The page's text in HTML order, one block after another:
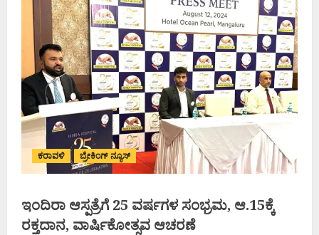
ಕರಾವಳಿ ಬ್ರೇಕಿಂಗ್ ನ್ಯೂಸ್
ಇಂದಿರಾ ಆಸ್ಪತ್ರೆಗೆ 25 ವರ್ಷಗಳ ಸಂಭ್ರಮ, ಆ.15ಕ್ಕೆ
ರಕ್ತದಾನ, ವಾರ್ಷಿಕೋತ್ಸವ ಆಚರಣೆ